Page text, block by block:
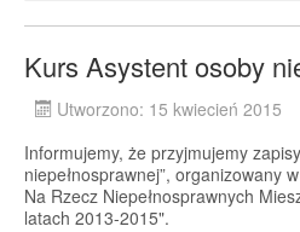
Kurs Asystent osoby
Utworzono: 15 kwiecień 2015
Informujemy, że przyjmujemy
niepełnosprawnej”, organizowany
Na Rzecz Niepełnosprawnych
latach 2013-2015".